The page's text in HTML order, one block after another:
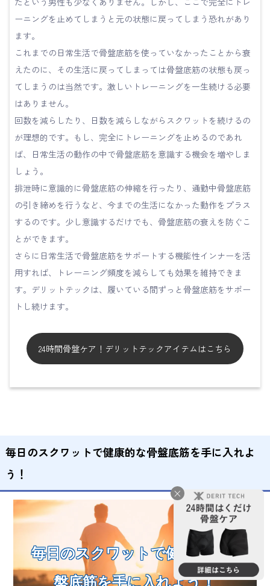
×
ーニングを止めてしまうと元の状態に戻ってしまう恐れがあり
ます。
これまでの日常生活で骨盤底筋を使っていなかったことから衰
えたのに、その生活に戻ってしまっては骨盤底筋の状態も戻っ
てしまうのは当然です。激しいトレーニングを一生続ける必要
はありません。
回数を減らしたり、日数を減らしながらスクワットを続けるの
が理想的です。もし、完全にトレーニングを止めるのであれ
ば、日常生活の動作の中で骨盤底筋を意識する機会を増やしま
しょう。
排泄時に意識的に骨盤底筋の伸縮を行ったり、通勤中骨盤底筋
の引き締めを行うなど、今までの生活になかった動作をプラス
するのです。少し意識するだけでも、骨盤底筋の衰えを防ぐこ
とができます。
さらに日常生活で骨盤底筋をサポートする機能性インナーを活
用すれば、トレーニング頻度を減らしても効果を維持できま
す。デリットテックは、履いている間ずっと骨盤底筋をサポー
トし続けます。
24時間骨盤ケア！デリットテックアイテムはこちら
毎日のスクワットで健康的な骨盤底筋を手に入れよ
う！
毎日のスクワットで健康的な骨
盤底筋を手に入れよう！